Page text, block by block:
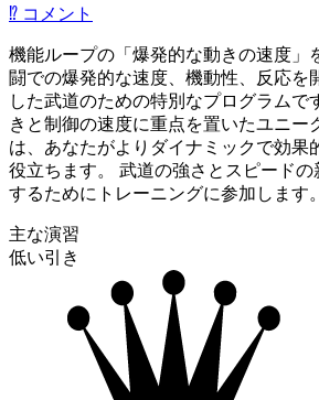
⁉️ コメント
機能ループの「爆発的な動きの速度」
闘での爆発的な速度、機動性、反応を
した武道のための特別なプログラムで
きと制御の速度に重点を置いたユニー
は、あなたがよりダイナミックで効果
役立ちます。 武道の強さとスピード
するためにトレーニングに参加します。
主な演習
低い引き